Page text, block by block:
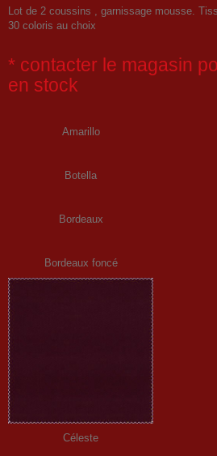
Lot de 2 coussins , garnissage mousse.
30 coloris au choix
* contacter le magasin
en stock
Amarillo
Botella
Bordeaux
Bordeaux foncé
Céleste